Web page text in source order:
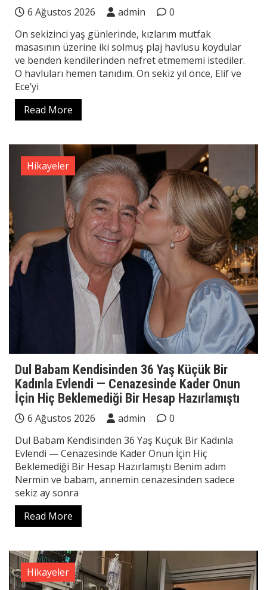
6 Ağustos 2026 admin
0
On sekizinci yaş günlerinde, kızlarım mutfak
masasının üzerine iki solmuş plaj havlusu koydular
ve benden kendilerinden nefret etmememi istediler.
O havluları hemen tanıdım. On sekiz yıl önce, Elif ve
Ece’yi
Read More
Hikayeler
Dul Babam Kendisinden 36 Yaş Küçük Bir
Kadınla Evlendi — Cenazesinde Kader Onun
İçin Hiç Beklemediği Bir Hesap Hazırlamıştı
6 Ağustos 2026 admin
0
Dul Babam Kendisinden 36 Yaş Küçük Bir Kadınla
Evlendi — Cenazesinde Kader Onun İçin Hiç
Beklemediği Bir Hesap Hazırlamıştı Benim adım
Nermin ve babam, annemin cenazesinden sadece
sekiz ay sonra
Read More
Hikayeler